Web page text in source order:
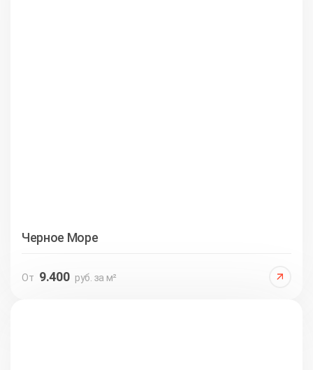
Черное Море
От 9.400 руб. за м²